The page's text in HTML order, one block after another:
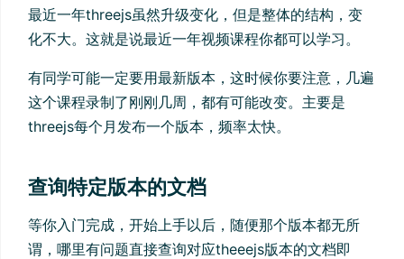
最近一年threejs虽然升级变化，但是整体的结构，变
化不大。这就是说最近一年视频课程你都可以学习。
有同学可能一定要用最新版本，这时候你要注意，几遍
这个课程录制了刚刚几周，都有可能改变。主要是
threejs每个月发布一个版本，频率太快。
查询特定版本的文档
等你入门完成，开始上手以后，随便那个版本都无所
谓，哪里有问题直接查询对应theeejs版本的文档即